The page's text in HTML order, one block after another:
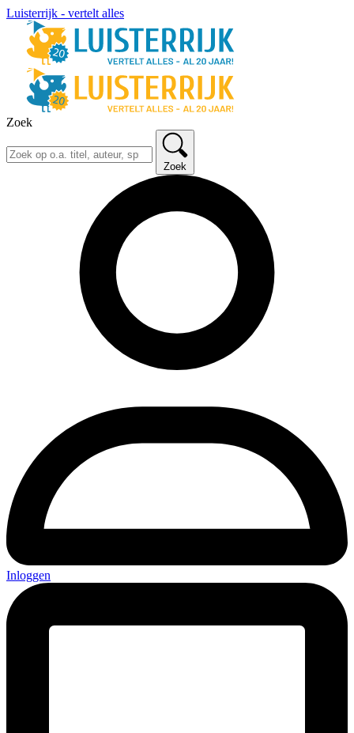
Luisterrijk - vertelt alles
Zoek
Zoek
Inloggen